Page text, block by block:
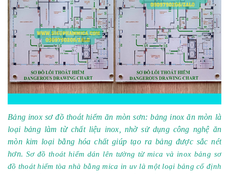
Bảng inox sơ đồ thoát hiểm ăn mòn sơn: bảng inox ăn mòn là
loại bảng làm từ chất liệu inox, nhờ sử dụng công nghệ ăn
mòn kim loại bằng hóa chất giúp tạo ra bảng được sắc nét
hơn. Sơ đồ thoát hiểm dán lên tường từ mica và inox bảng sơ
đồ thoát hiểm tòa nhà bằng mica in uv là một loại bảng cố định